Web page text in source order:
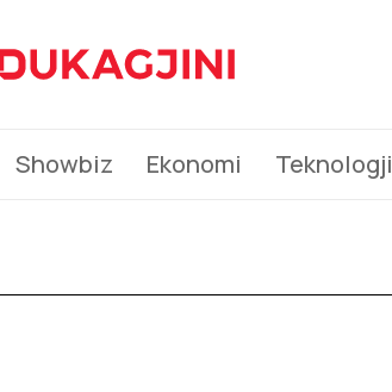
Showbiz Ekonomi Teknologji